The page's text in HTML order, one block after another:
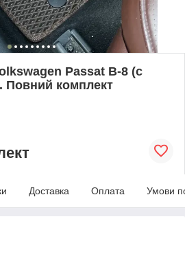
Passat B-8 (c
Повний комплект
Доставка Оплата Умови